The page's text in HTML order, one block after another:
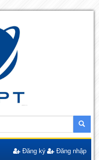
Đăng ký Đăng nhập